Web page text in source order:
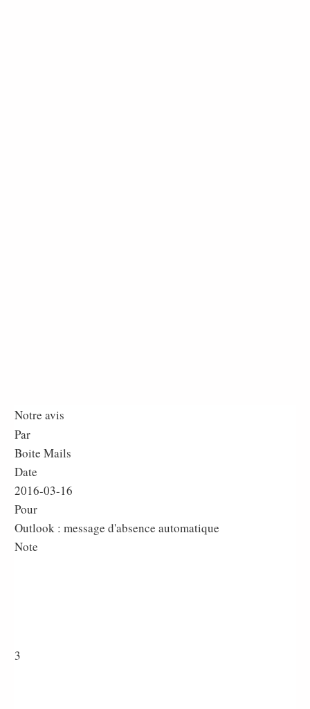
Notre avis
Par
Boite Mails
Date
2016-03-16
Pour
Outlook : message d'absence automatique
Note
3